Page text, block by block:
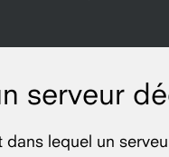
serveur
lequel un